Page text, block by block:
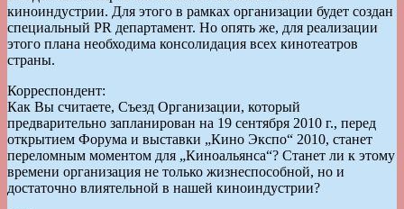
киноиндустрии. Для этого в рамках организации будет создан
специальный PR департамент. Но опять же, для реализации
этого плана необходима консолидация всех кинотеатров
страны.
Корреспондент:
Как Вы считаете, Съезд Организации, который
предварительно запланирован на 19 сентября 2010 г., перед
открытием Форума и выставки „Кино Экспо“ 2010, станет
переломным моментом для „Киноальянса“? Станет ли к этому
времени организация не только жизнеспособной, но и
достаточно влиятельной в нашей киноиндустрии?